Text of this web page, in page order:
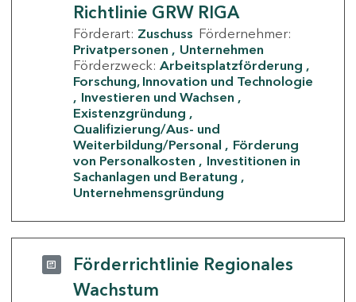
Richtlinie GRW RIGA
Förderart: Zuschuss Fördernehmer:
Privatpersonen
Unternehmen
Förderzweck: Arbeitsplatzförderung
Forschung, Innovation und Technologie
Investieren und Wachsen
Existenzgründung
Qualifizierung/Aus- und
Weiterbildung/Personal
Förderung
von Personalkosten
Investitionen in
Sachanlagen und Beratung
Unternehmensgründung
Förderrichtlinie Regionales
Wachstum